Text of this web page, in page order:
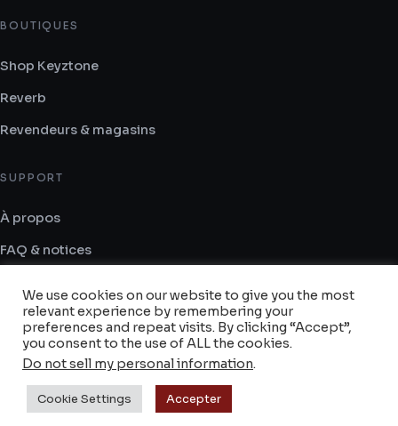
BOUTIQUES
Shop Keyztone
Reverb
Revendeurs & magasins
SUPPORT
À propos
FAQ & notices
CGV
© 2014–2026 Keyztone — Tous droits réservés.
Mentions légales·Confidentialité·
We use cookies on our website to give you the most
relevant experience by remembering your
preferences and repeat visits. By clicking “Accept”,
you consent to the use of ALL the cookies.
Do not sell my personal information.
Cookie Settings Accepter